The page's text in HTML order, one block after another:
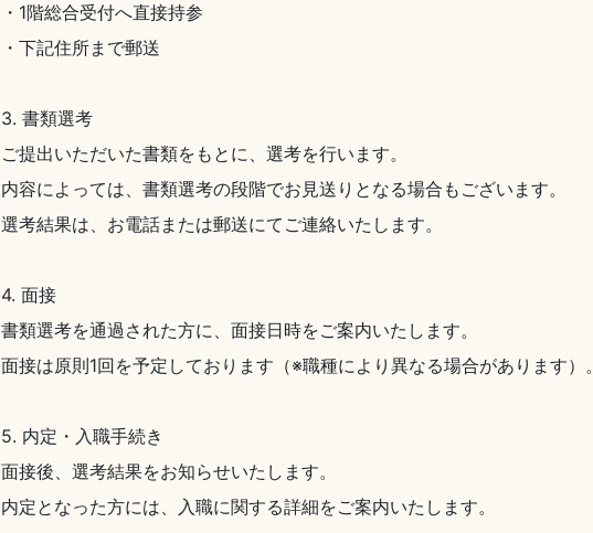
・1階総合受付へ直接持参
・下記住所まで郵送
3. 書類選考
ご提出いただいた書類をもとに、選考を行います。
内容によっては、書類選考の段階でお見送りとなる場合もございます。
選考結果は、お電話または郵送にてご連絡いたします。
4. 面接
書類選考を通過された方に、面接日時をご案内いたします。
面接は原則1回を予定しております（※職種により異なる場合があります）。
5. 内定・入職手続き
面接後、選考結果をお知らせいたします。
内定となった方には、入職に関する詳細をご案内いたします。